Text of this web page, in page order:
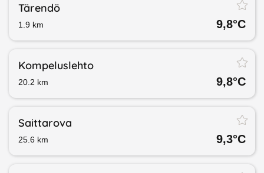
Tärendö
1.9 km 9,8°C
Kompeluslehto
20.2 km 9,8°C
Saittarova
25.6 km 9,3°C